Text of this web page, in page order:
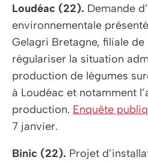
Loudéac (22). Demande
environnementale
Gelagri Bretagne, filiale de
régulariser la situation
production de légumes
à Loudéac et notamment
production. Enquête
7 janvier.
Binic (22). Projet